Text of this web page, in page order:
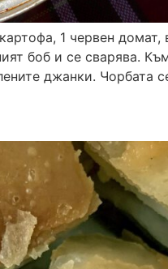
1 червен домат,
боб и се сварява.
джанки. Чорбата